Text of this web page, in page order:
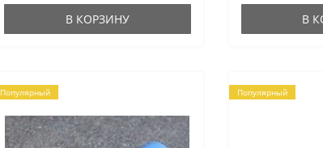
контактных соед..
В КОРЗИНУ
мм, п..
В
Популярный Популярный